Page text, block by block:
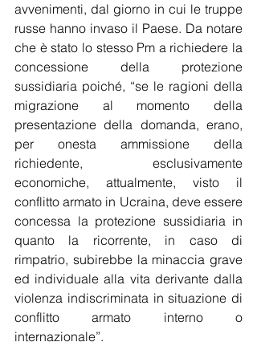
avvenimenti, dal giorno in cui le truppe
russe hanno invaso il Paese. Da notare
che è stato lo stesso Pm a richiedere la
concessione della protezione
sussidiaria poiché, “se le ragioni della
migrazione al momento della
presentazione della domanda, erano,
per onesta ammissione della
richiedente, esclusivamente
economiche, attualmente, visto il
conflitto armato in Ucraina, deve essere
concessa la protezione sussidiaria in
quanto la ricorrente, in caso di
rimpatrio, subirebbe la minaccia grave
ed individuale alla vita derivante dalla
violenza indiscriminata in situazione di
conflitto armato interno o
internazionale”.